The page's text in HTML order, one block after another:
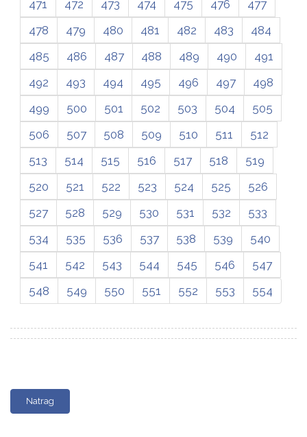
471 472 473 474 475 476
477
478
479 480 481 482 483
484
485
486 487 488 489 490
491
492
493 494 495 496 497
498
499
500 501 502 503 504
505
506
507 508 509 510 511
512
513
514 515 516 517 518
519
520
521 522 523 524 525
526
527
528 529 530 531 532
533
534
535 536 537 538 539
540
541
542 543 544 545 546
547
548
549 550 551 552 553 554
Natrag